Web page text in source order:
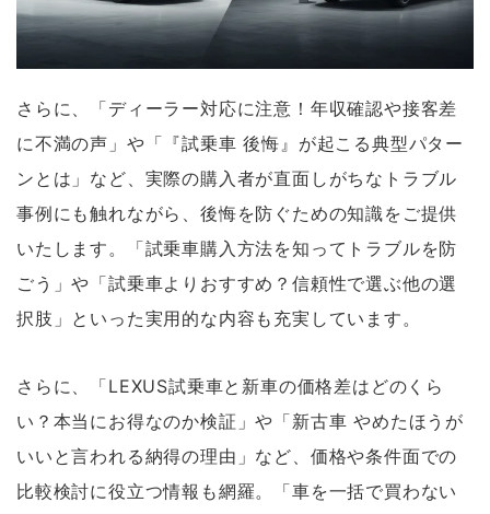
さらに、「ディーラー対応に注意！年収確認や接客差
に不満の声」や「『試乗車 後悔』が起こる典型パター
ンとは」など、実際の購入者が直面しがちなトラブル
事例にも触れながら、後悔を防ぐための知識をご提供
いたします。「試乗車購入方法を知ってトラブルを防
ごう」や「試乗車よりおすすめ？信頼性で選ぶ他の選
択肢」といった実用的な内容も充実しています。
さらに、「LEXUS試乗車と新車の価格差はどのくら
い？本当にお得なのか検証」や「新古車 やめたほうが
いいと言われる納得の理由」など、価格や条件面での
比較検討に役立つ情報も網羅。「車を一括で買わない